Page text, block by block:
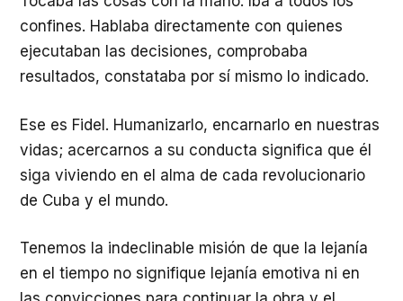
confines. Hablaba directamente con quienes
ejecutaban las decisiones, comprobaba
resultados, constataba por sí mismo lo indicado.
Ese es Fidel. Humanizarlo, encarnarlo en nuestras
vidas; acercarnos a su conducta significa que él
siga viviendo en el alma de cada revolucionario
de Cuba y el mundo.
Tenemos la indeclinable misión de que la lejanía
en el tiempo no signifique lejanía emotiva ni en